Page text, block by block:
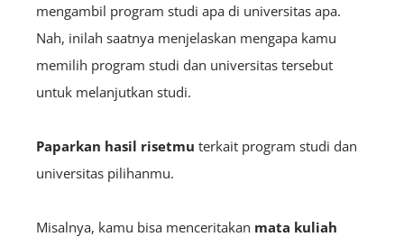
mengambil program studi apa di universitas apa.
Nah, inilah saatnya menjelaskan mengapa kamu
memilih program studi dan universitas tersebut
untuk melanjutkan studi.
Paparkan hasil risetmu terkait program studi dan
universitas pilihanmu.
Misalnya, kamu bisa menceritakan mata kuliah